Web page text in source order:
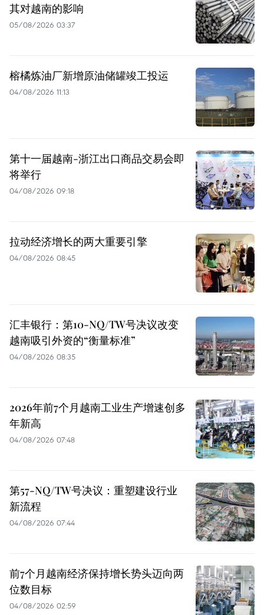
其对越南的影响
05/08/2026 03:37
榕橘炼油厂新增原油储罐竣工投运
04/08/2026 11:13
第十一届越南-浙江出口商品交易会即
将举行
04/08/2026 09:18
拉动经济增长的两大重要引擎
04/08/2026 08:45
汇丰银行：第10-NQ/TW号决议改变
越南吸引外资的“衡量标准”
04/08/2026 08:35
2026年前7个月越南工业生产增速创多
年新高
04/08/2026 07:48
第57-NQ/TW号决议：重塑建设行业
新流程
04/08/2026 07:44
前7个月越南经济保持增长势头迈向两
位数目标
04/08/2026 02:59